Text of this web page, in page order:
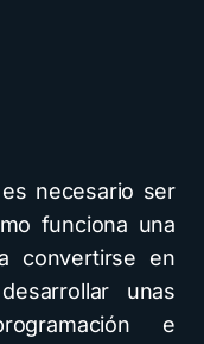
necesario ser
funciona una
convertirse en
unas
e